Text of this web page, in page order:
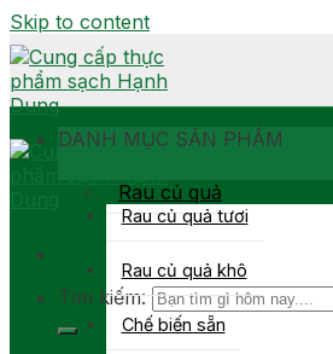
Skip to content
Tìm kiếm:
DANH MỤC SẢN PHẨM
Rau củ quả
Rau củ quả tươi
Rau củ quả khô
Chế biến sẵn